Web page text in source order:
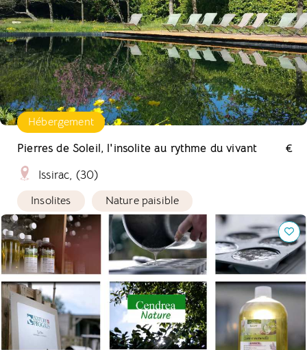
Hébergement
Pierres de Soleil, l'insolite au rythme du vivant
€
Issirac, (30)
Insolites Nature paisible
Cendrea Nature, des produits d'entretien à l'ancienne.